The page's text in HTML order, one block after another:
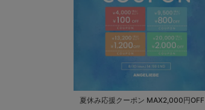
夏休み応援クーポン MAX2,000円OFF